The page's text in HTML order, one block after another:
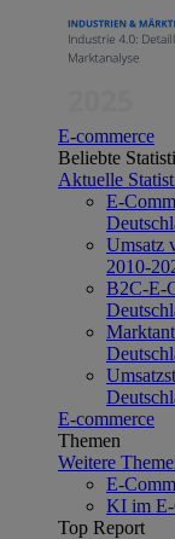
E-commerce
Beliebte
Aktuelle
E-
Umsatz
2010-
B2C-E-
E-commerce
Themen
Weitere
E-
KI im E-
Top Report